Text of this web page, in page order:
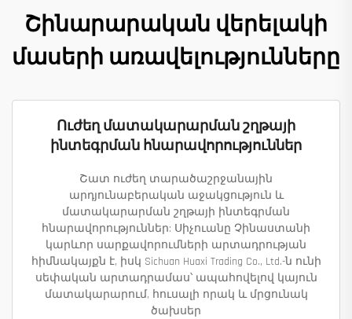
Շինարարական վերելակի
մասերի առավելությունները
Ուժեղ մատակարարման շղթայի
ինտեգրման հնարավորություններ
Շատ ուժեղ տարածաշրջանային
արդյունաբերական աջակցություն և
մատակարարման շղթայի ինտեգրման
հնարավորություններ: Սիչուանը Չինաստանի
կարևոր սարքավորումների արտադրության
հիմնակայքն է, իսկ Sichuan Huaxi Trading Co., Ltd.-ն ունի
սեփական արտադրամաս՝ ապահովելով կայուն
մատակարարում, հուսալի որակ և մրցունակ
ծախսեր